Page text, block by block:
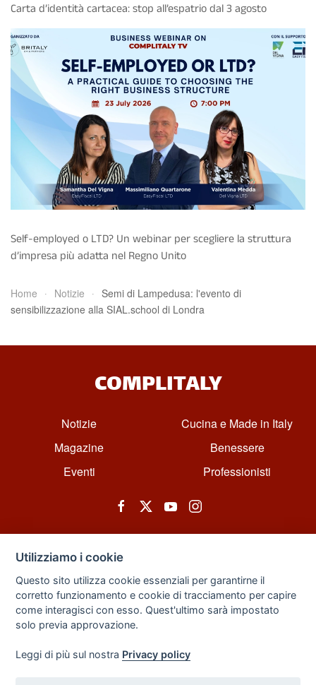
Carta d’identità cartacea: stop all’espatrio dal 3 agosto
Self-employed o LTD? Un webinar per scegliere la struttura
d’impresa più adatta nel Regno Unito
Home Notizie
Semi di Lampedusa: l'evento di
sensibilizzazione alla SIAL.school di Londra
COMPLITALY
Notizie
Magazine
Eventi
Cucina e Made in Italy
Benessere
Professionisti
© All rights reserved. Powered by Zarix Solution LTD, Forest House
Business Centre, 8 Gainsborough Road, London, England, E11 1HT.
Privacy Policy |Sitemap
Utilizziamo i cookie
Questo sito utilizza cookie essenziali per garantirne il
corretto funzionamento e cookie di tracciamento per capire
come interagisci con esso. Quest'ultimo sarà impostato
solo previa approvazione.
Leggi di più sul nostra Privacy policy